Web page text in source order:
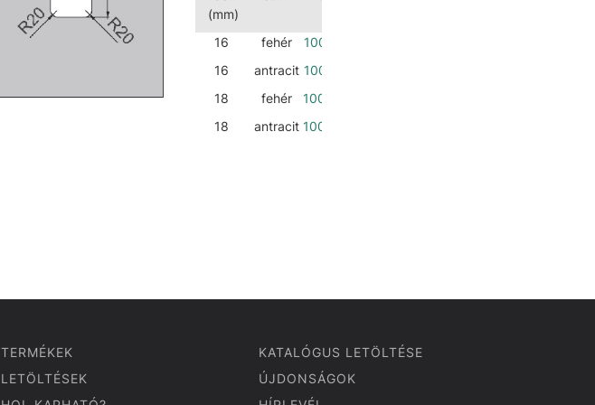
(mm)
16 fehér
10003650220
16
antracit 10003650225
18
fehér
10003650230
18
antracit 10003650235
TERMÉKEK
LETÖLTÉSEK
KATALÓGUS LETÖLTÉSE
ÚJDONSÁGOK